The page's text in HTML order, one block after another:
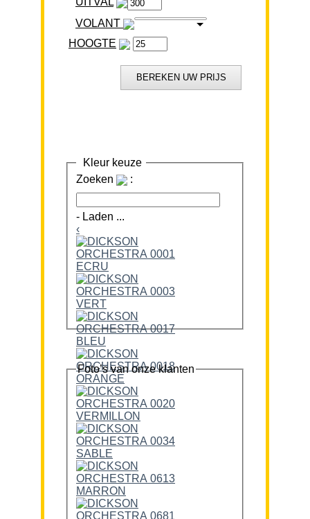
VOLANT
HOOGTE
Kleur keuze
Zoeken
:
- Laden ...
‹
Foto’s van onze klanten